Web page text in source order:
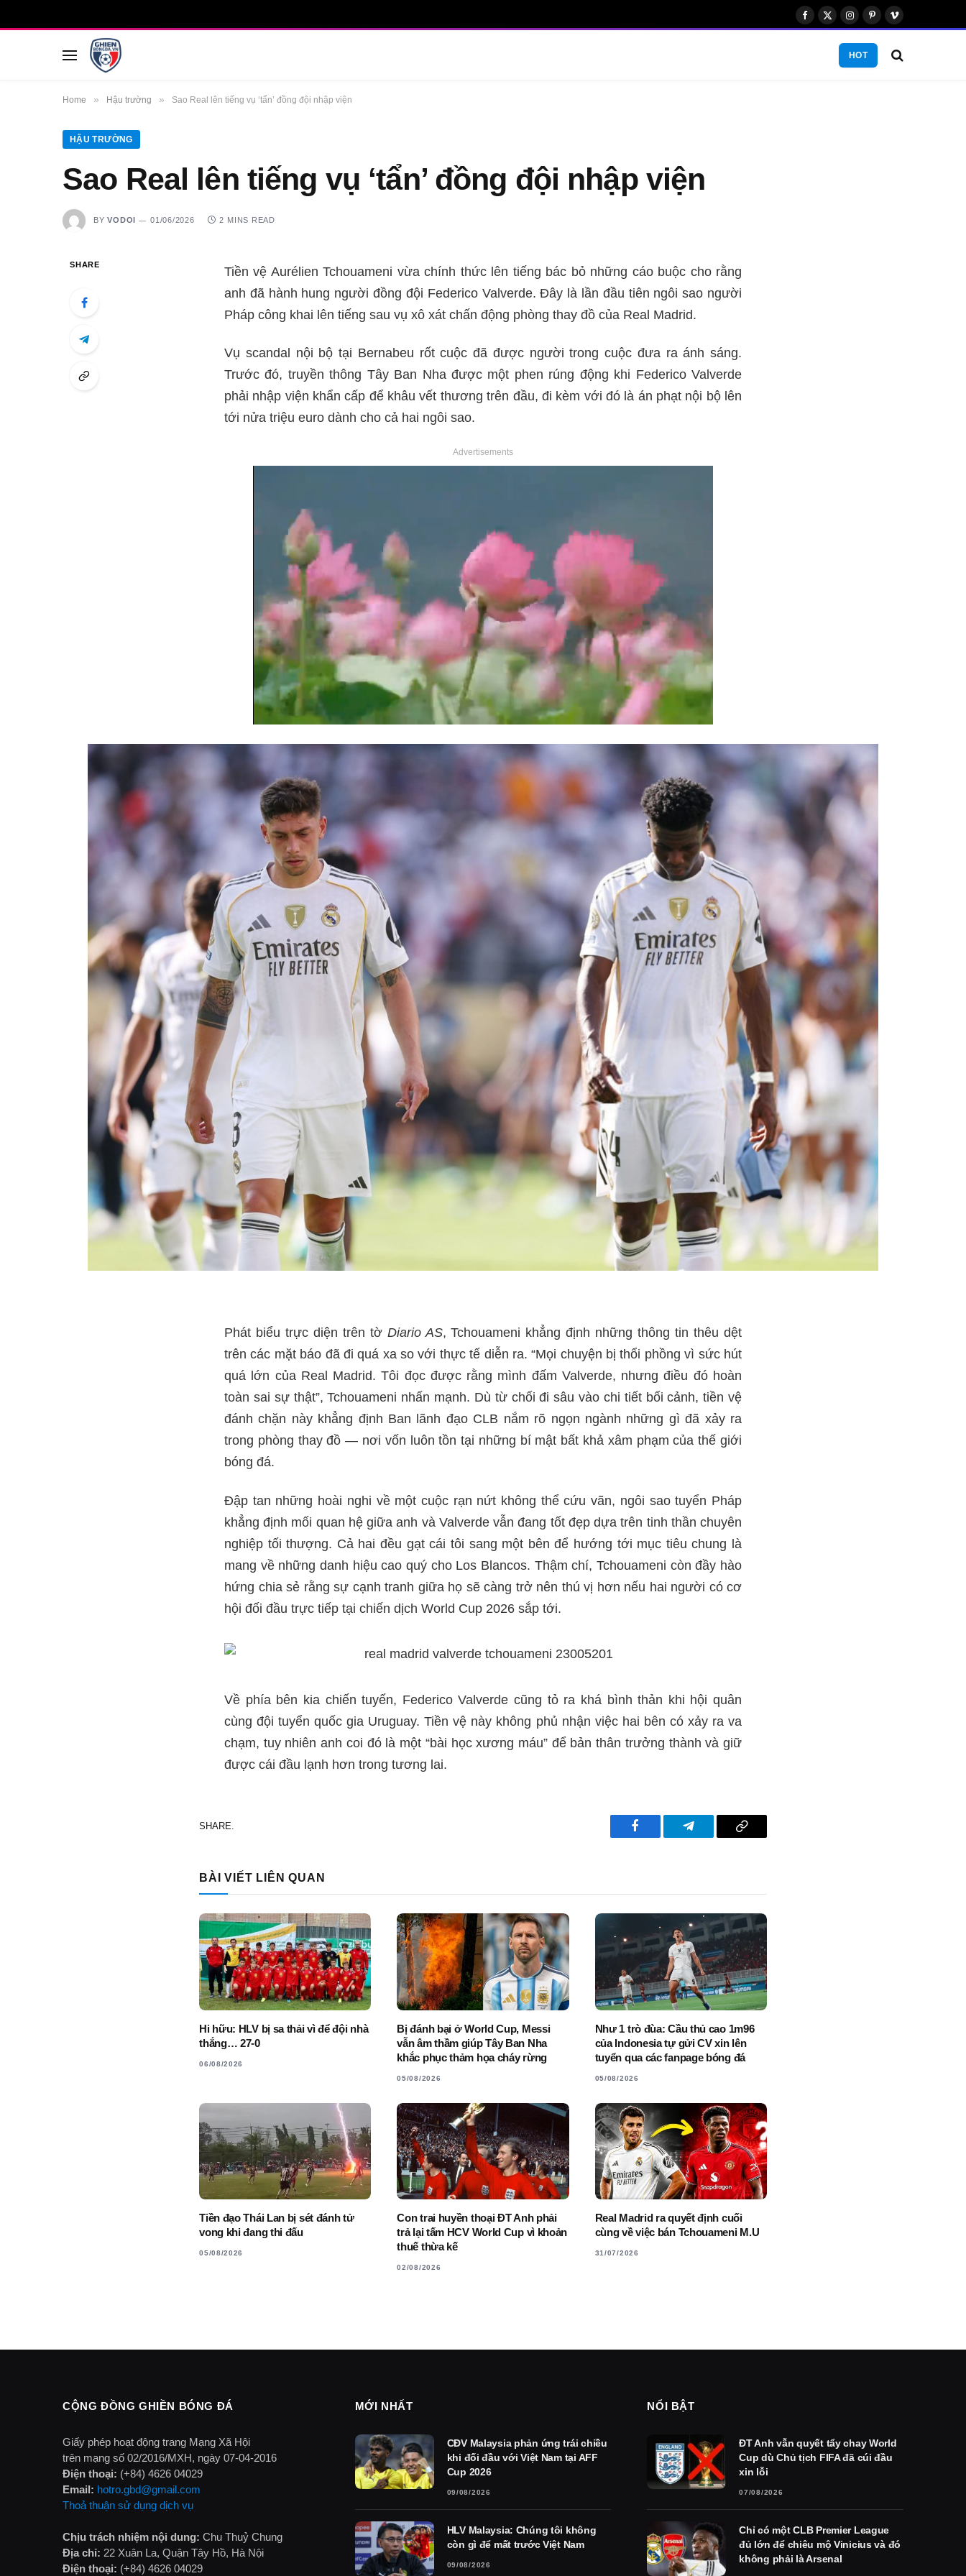
Facebook
X
Instagram
PinterestVimeo
HOT
Home » Hậu trường » Sao Real lên tiếng vụ ‘tẩn’ đồng đội nhập viện
HẬU TRƯỜNG
Sao Real lên tiếng vụ ‘tẩn’ đồng đội nhập viện
BY VODOI 01/06/2026 2 MINS READ
SHARE
Tiền vệ Aurélien Tchouameni vừa chính thức lên tiếng bác bỏ những cáo buộc cho rằng
anh đã hành hung người đồng đội Federico Valverde. Đây là lần đầu tiên ngôi sao người
Pháp công khai lên tiếng sau vụ xô xát chấn động phòng thay đồ của Real Madrid.
Vụ scandal nội bộ tại Bernabeu rốt cuộc đã được người trong cuộc đưa ra ánh sáng.
Trước đó, truyền thông Tây Ban Nha được một phen rúng động khi Federico Valverde
phải nhập viện khẩn cấp để khâu vết thương trên đầu, đi kèm với đó là án phạt nội bộ lên
tới nửa triệu euro dành cho cả hai ngôi sao.
Advertisements
Phát biểu trực diện trên tờ Diario AS, Tchouameni khẳng định những thông tin thêu dệt
trên các mặt báo đã đi quá xa so với thực tế diễn ra. “Mọi chuyện bị thổi phồng vì sức hút
quá lớn của Real Madrid. Tôi đọc được rằng mình đấm Valverde, nhưng điều đó hoàn
toàn sai sự thật”, Tchouameni nhấn mạnh. Dù từ chối đi sâu vào chi tiết bối cảnh, tiền vệ
đánh chặn này khẳng định Ban lãnh đạo CLB nắm rõ ngọn ngành những gì đã xảy ra
trong phòng thay đồ — nơi vốn luôn tồn tại những bí mật bất khả xâm phạm của thế giới
bóng đá.
Đập tan những hoài nghi về một cuộc rạn nứt không thể cứu vãn, ngôi sao tuyển Pháp
khẳng định mối quan hệ giữa anh và Valverde vẫn đang tốt đẹp dựa trên tinh thần chuyên
nghiệp tối thượng. Cả hai đều gạt cái tôi sang một bên để hướng tới mục tiêu chung là
mang về những danh hiệu cao quý cho Los Blancos. Thậm chí, Tchouameni còn đầy hào
hứng chia sẻ rằng sự cạnh tranh giữa họ sẽ càng trở nên thú vị hơn nếu hai người có cơ
hội đối đầu trực tiếp tại chiến dịch World Cup 2026 sắp tới.
Về phía bên kia chiến tuyến, Federico Valverde cũng tỏ ra khá bình thản khi hội quân
cùng đội tuyển quốc gia Uruguay. Tiền vệ này không phủ nhận việc hai bên có xảy ra va
chạm, tuy nhiên anh coi đó là một “bài học xương máu” để bản thân trưởng thành và giữ
được cái đầu lạnh hơn trong tương lai.
SHARE.
Facebook Telegram Copy
BÀI VIẾT LIÊN QUAN
Hi hữu: HLV bị sa thải vì để đội nhà
thắng… 27-0
06/08/2026
Bị đánh bại ở World Cup, Messi
vẫn âm thầm giúp Tây Ban Nha
khắc phục thảm họa cháy rừng
05/08/2026
Như 1 trò đùa: Cầu thủ cao 1m96
của Indonesia tự gửi CV xin lên
tuyển qua các fanpage bóng đá
05/08/2026
Tiền đạo Thái Lan bị sét đánh tử
vong khi đang thi đấu
05/08/2026
Con trai huyền thoại ĐT Anh phải
trả lại tấm HCV World Cup vì khoản
thuế thừa kế
02/08/2026
Real Madrid ra quyết định cuối
cùng về việc bán Tchouameni M.U
31/07/2026
CỘNG ĐỒNG GHIỀN BÓNG ĐÁ
Giấy phép hoạt động trang Mạng Xã Hội
trên mạng số 02/2016/MXH, ngày 07-04-2016
Điện thoại: (+84) 4626 04029
Email: hotro.gbd@gmail.com
Thoả thuận sử dụng dịch vụ
Chịu trách nhiệm nội dung: Chu Thuỷ Chung
Địa chỉ: 22 Xuân La, Quận Tây Hồ, Hà Nội
Điện thoại: (+84) 4626 04029
MỚI NHẤT
CĐV Malaysia phản ứng trái chiều
khi đối đầu với Việt Nam tại AFF
Cup 2026
09/08/2026
HLV Malaysia: Chúng tôi không
còn gì để mất trước Việt Nam
09/08/2026
NỔI BẬT
ĐT Anh vẫn quyết tẩy chay World
Cup dù Chủ tịch FIFA đã cúi đầu
xin lỗi
07/08/2026
Chỉ có một CLB Premier League
đủ lớn để chiêu mộ Vinicius và đó
không phải là Arsenal